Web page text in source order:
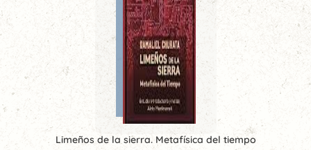
Limeños de la sierra. Metafísica del tiempo